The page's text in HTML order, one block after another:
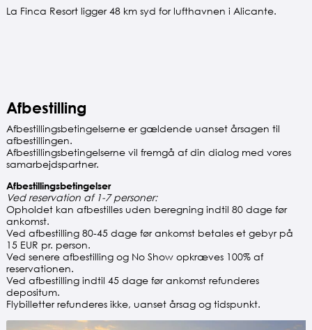
La Finca Resort ligger 48 km syd for lufthavnen i Alicante.
Afbestilling
Afbestillingsbetingelserne er gældende uanset årsagen til
afbestillingen.
Afbestillingsbetingelserne vil fremgå af din dialog med vores
samarbejdspartner.
Afbestillingsbetingelser
Ved reservation af 1-7 personer:
Opholdet kan afbestilles uden beregning indtil 80 dage før
ankomst.
Ved afbestilling 80-45 dage før ankomst betales et gebyr på
15 EUR pr. person.
Ved senere afbestilling og No Show opkræves 100% af
reservationen.
Ved afbestilling indtil 45 dage før ankomst refunderes
depositum.
Flybilletter refunderes ikke, uanset årsag og tidspunkt.